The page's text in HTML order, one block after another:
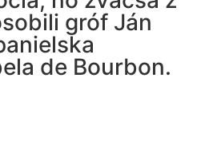
gróf Ján
de Bourbon.